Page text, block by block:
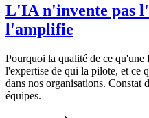
L'IA n'invente pas
l'amplifie
Pourquoi la qualité de ce
l'expertise de qui la pilote, et ce
dans nos organisations. Constat
équipes.